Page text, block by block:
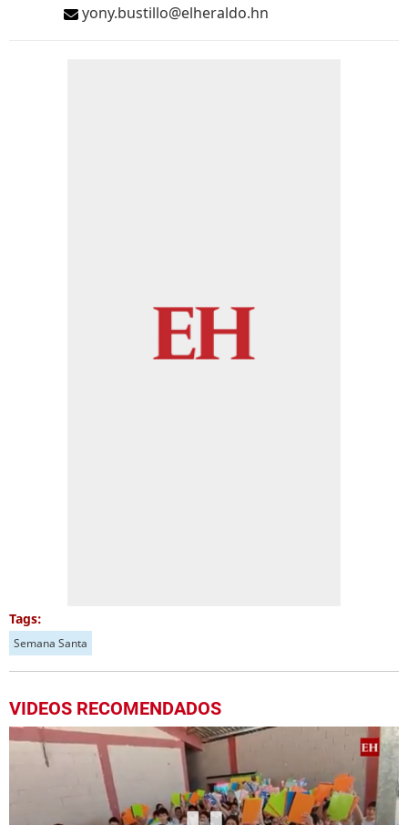
yony.bustillo@elheraldo.hn
Tags:
Semana Santa
VIDEOS RECOMENDADOS